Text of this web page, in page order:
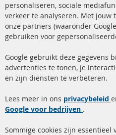
+49 (0) 4533 799 00 0
ma-do: 09-17 u, vr Fr 09-16 u
info@contra-automotive.de
facebook
instagram
Snelle links
Roetfilter reiniging
Katalysator (KAT)
personaliseren, sociale
verkeer te analyseren. Met jouw
onze partners (waaronder
gebruiken voor
Google gebruikt deze gegevens
advertenties te tonen, je
en zijn diensten te verbeteren.
Lees meer in ons privacybeleid
Google voor bedrijven .
Sommige cookies zijn